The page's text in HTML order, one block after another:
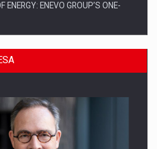
ENERGY: ENEVO GROUP’S ONE-